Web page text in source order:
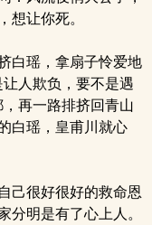
想让你死。
白瑶，拿扇子怜爱地
人欺负，要不是遇
再一路排挤回青山
白瑶，皇甫川就心
己很好很好的救命恩
明是有了心上人。